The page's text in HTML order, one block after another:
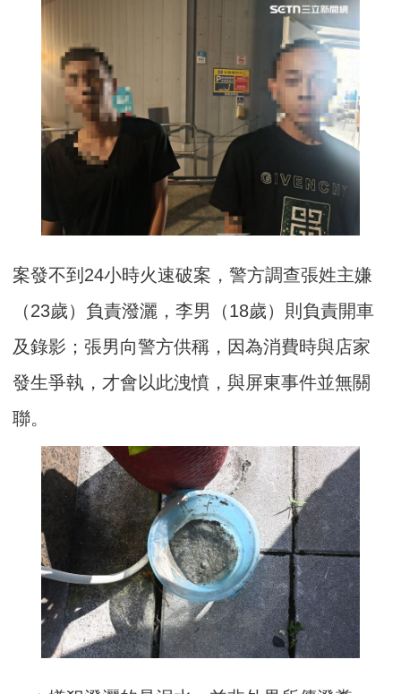
案發不到24小時火速破案，警方調查張姓主嫌
（23歲）負責潑灑，李男（18歲）則負責開車
及錄影；張男向警方供稱，因為消費時與店家
發生爭執，才會以此洩憤，與屏東事件並無關
聯。